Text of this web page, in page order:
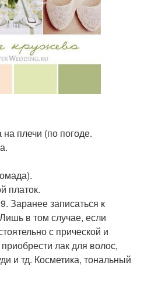
плечи (по погоде.
платок.
Заранее записаться к
в том случае, если
с прической и
лак для волос,
и тд. Косметика, тональный